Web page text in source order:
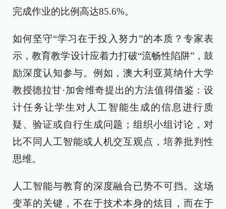
完成作业的比例高达85.6%。
如何坚守“学习在于投入努力”的本质？专家表
示，教育教学设计应着力打破“流畅性陷阱”，鼓
励深度认知参与。例如，澳大利亚莫纳什大学
教授德拉甘·加舍维奇提出的方法值得借鉴：设
计任务让学生对人工智能生成的信息进行质
疑、验证或自行生成问题；组织小组讨论，对
比不同人工智能或人机交互观点，培养批判性
思维。
人工智能与教育的深度融合已势不可挡。这场
变革的关键，不在于技术本身的炫目，而在于